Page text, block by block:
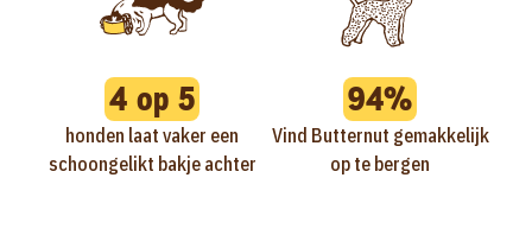
4 op 5
honden laat vaker een
schoongelikt bakje achter
94%
Vind Butternut gemakkelijk
op te bergen